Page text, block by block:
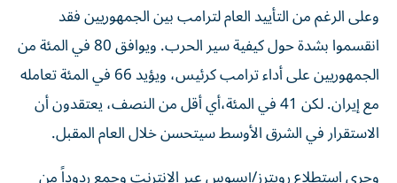
وعلى الرغم من التأييد العام لترامب بين الجمهوريين فقد
انقسموا بشدة حول كيفية سير الحرب. ويوافق 80 في المئة من
الجمهوريين على أداء ترامب كرئيس، ويؤيد 66 في المئة تعامله
مع إيران. لكن 41 في المئة،​أي أقل من النصف، يعتقدون أن
الاستقرار في الشرق الأوسط سيتحسن خلال العام المقبل.